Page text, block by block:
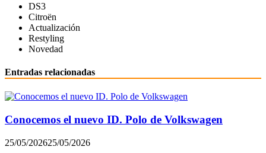
DS3
Citroën
Actualización
Restyling
Novedad
Entradas relacionadas
Conocemos el nuevo ID. Polo de Volkswagen
25/05/202625/05/2026